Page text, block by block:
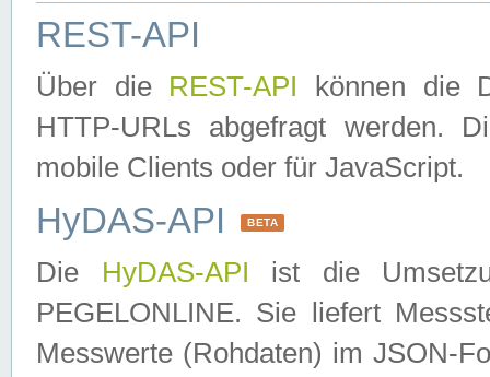
REST-API
Über die REST-API können die
HTTP-URLs abgefragt werden.
mobile Clients oder für JavaScript.
HyDAS-API BETA
Die HyDAS-API ist die
PEGELONLINE. Sie liefert
Messwerte (Rohdaten) im JSON-